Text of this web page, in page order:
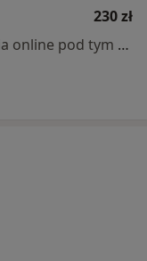
230 zł
Specjalista nie oferuje umawiania online pod tym adresem.